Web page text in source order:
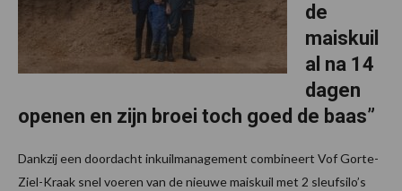
de
maiskuil
al na 14
dagen
openen en zijn broei toch goed de baas”
Dankzij een doordacht inkuilmanagement combineert Vof Gorte-
Ziel-Kraak snel voeren van de nieuwe maiskuil met 2 sleufsilo’s